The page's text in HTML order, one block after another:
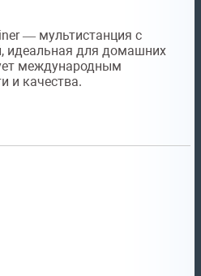
— мультистанция с
идеальная для домашних
международным
и качества.